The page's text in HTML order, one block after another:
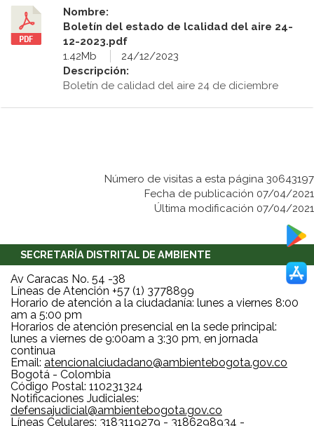
Nombre:
Boletín del estado de lcalidad del aire 24-
12-2023.pdf
1.42Mb
24/12/2023
Descripción:
Boletín de calidad del aire 24 de diciembre
Número de visitas a esta página 30643197
Fecha de publicación 07/04/2021
Última modificación 07/04/2021
SECRETARÍA DISTRITAL DE AMBIENTE
Av Caracas No. 54 -38
Líneas de Atención +57 (1) 3778899
Horario de atención a la ciudadanía: lunes a viernes 8:00
am a 5:00 pm
Horarios de atención presencial en la sede principal:
lunes a viernes de 9:00am a 3:30 pm, en jornada
continua
Email: atencionalciudadano@ambientebogota.gov.co
Bogotá - Colombia
Código Postal: 110231324
Notificaciones Judiciales:
defensajudicial@ambientebogota.gov.co
Líneas Celulares: 3183119279 - 3186298934 -